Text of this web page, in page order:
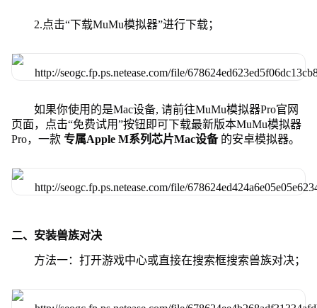
2.点击“下载MuMu模拟器”进行下载；
如果你使用的是Mac设备, 请前往MuMu模拟器Pro官网
页面，点击“免费试用”按钮即可下载最新版本MuMu模拟器
Pro，一款 专属Apple M系列芯片Mac设备 的安卓模拟器。
二、安装兽族对决
方法一：打开游戏中心或直接在搜索框搜索兽族对决；